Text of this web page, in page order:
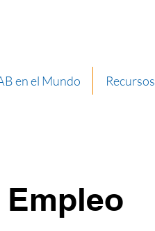
en el Mundo Recursos